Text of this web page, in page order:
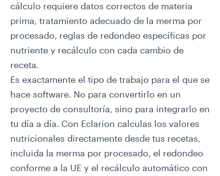
cálculo requiere datos correctos de materia
prima, tratamiento adecuado de la merma por
procesado, reglas de redondeo específicas por
nutriente y recálculo con cada cambio de
receta.
Es exactamente el tipo de trabajo para el que se
hace software. No para convertirlo en un
proyecto de consultoría, sino para integrarlo en
tu día a día. Con Eclarion calculas los valores
nutricionales directamente desde tus recetas,
incluida la merma por procesado, el redondeo
conforme a la UE y el recálculo automático con